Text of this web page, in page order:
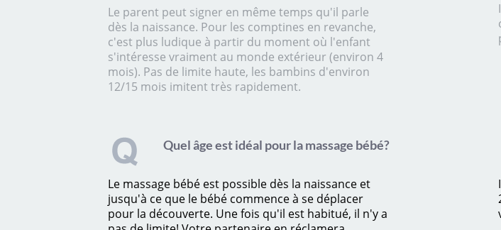
Le parent peut signer en même temps qu'il parle
dès la naissance. Pour les comptines en revanche,
c'est plus ludique à partir du moment où l'enfant
s'intéresse vraiment au monde extérieur (environ 4
mois). Pas de limite haute, les bambins d'environ
12/15 mois imitent très rapidement.
Quel âge est idéal pour la massage bébé?
Le massage bébé est possible dès la naissance et
jusqu'à ce que le bébé commence à se déplacer
pour la découverte. Une fois qu'il est habitué, il n'y a